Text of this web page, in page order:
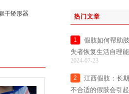
干矫形器
热门文章
1
假肢如何帮助
失者恢复生活自理
2024-07-23
2
江西假肢：长
不合适的假肢会引